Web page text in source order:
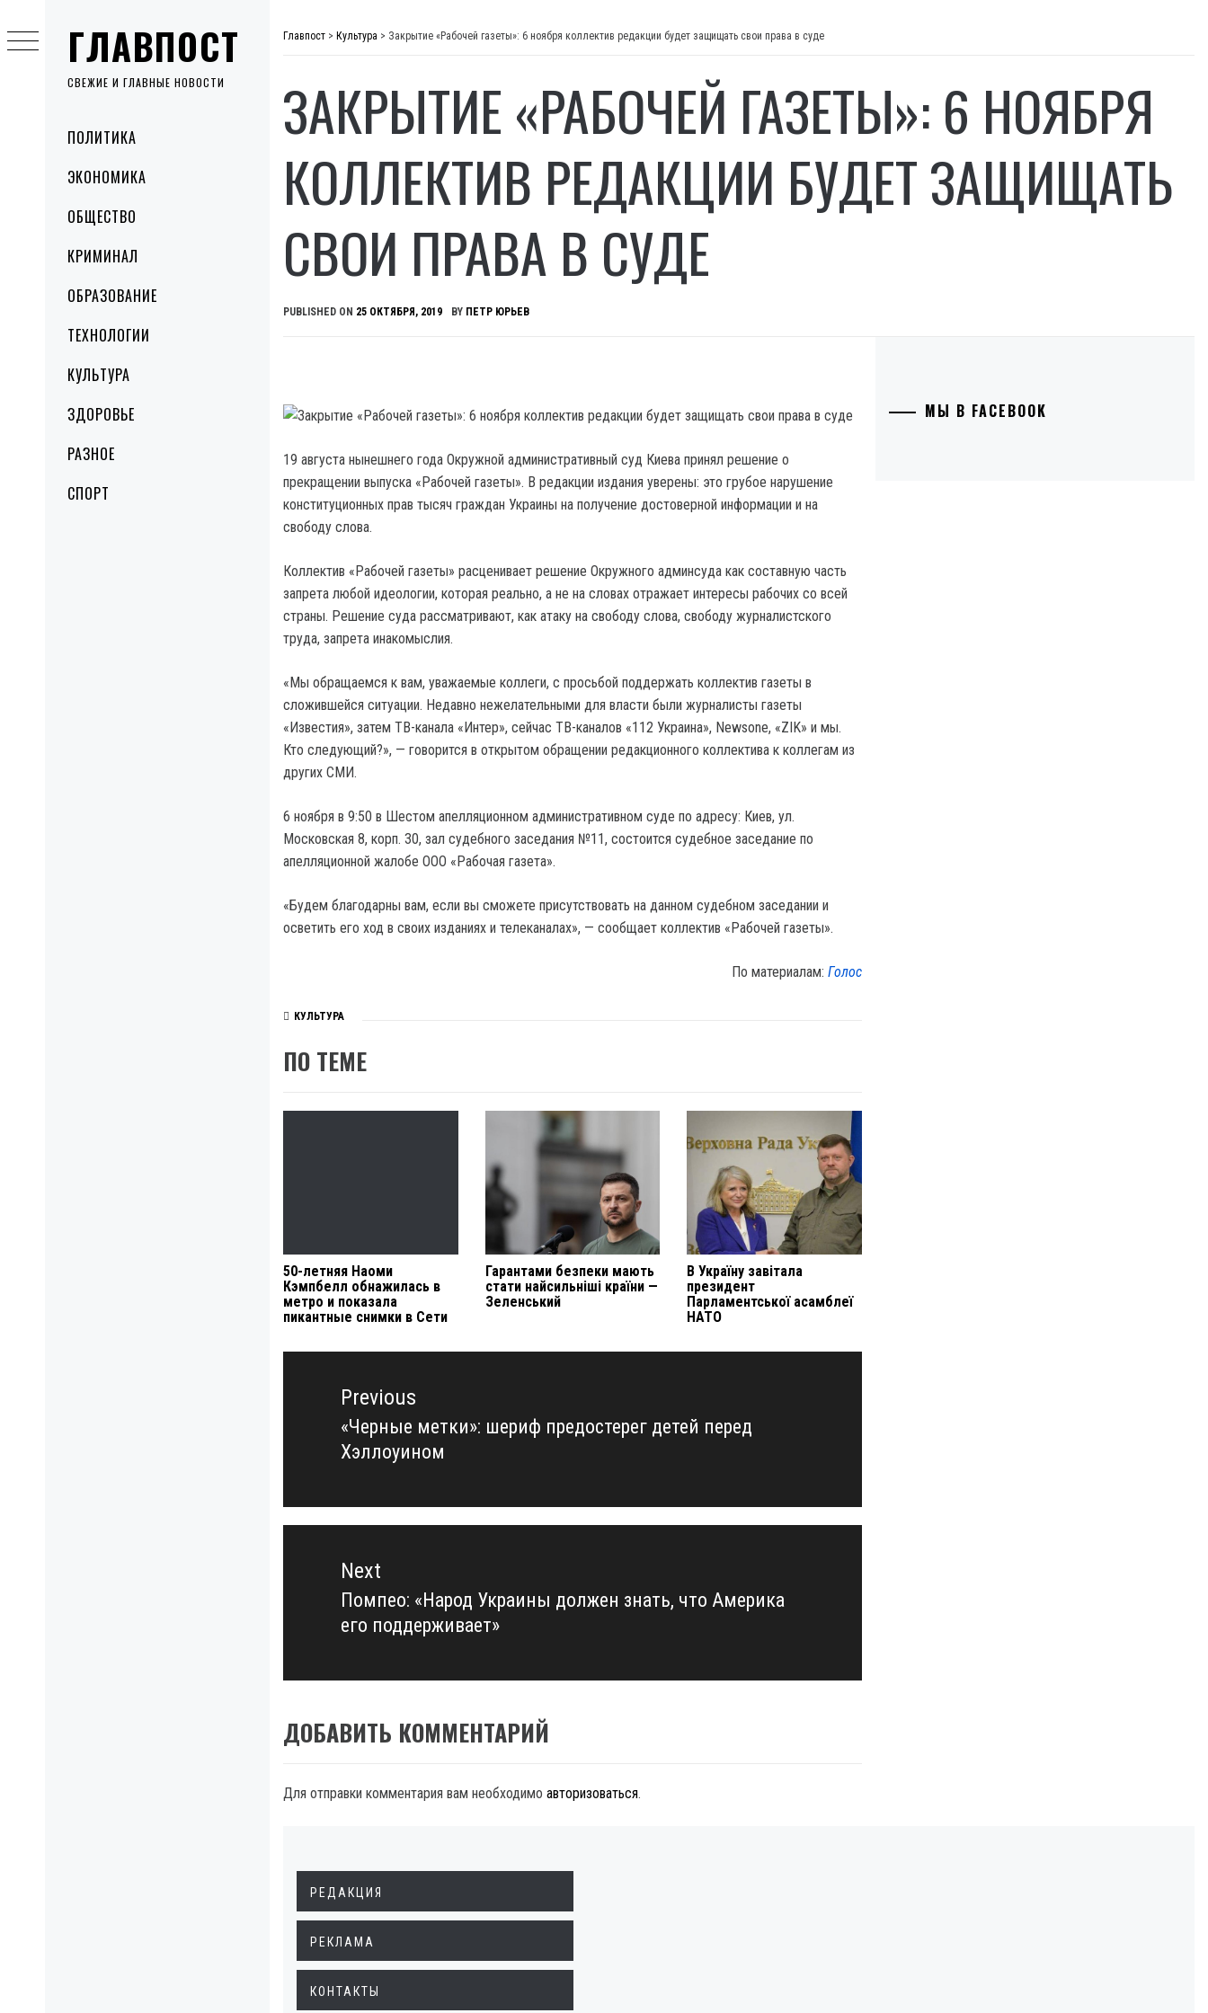
ГЛАВПОСТ
СВЕЖИЕ И ГЛАВНЫЕ НОВОСТИ
MenuПОЛИТИКА
ЭКОНОМИКА
ОБЩЕСТВО
КРИМИНАЛ
ОБРАЗОВАНИЕ
ТЕХНОЛОГИИ
КУЛЬТУРА
ЗДОРОВЬЕ
РАЗНОЕ
СПОРТ
to
content
Главпост > Культура > Закрытие «Рабочей газеты»: 6 ноября коллектив редакции будет защищать свои права в суде
ЗАКРЫТИЕ «РАБОЧЕЙ ГАЗЕТЫ»: 6 НОЯБРЯ
КОЛЛЕКТИВ РЕДАКЦИИ БУДЕТ ЗАЩИЩАТЬ
СВОИ ПРАВА В СУДЕ
PUBLISHED ON 25 ОКТЯБРЯ, 2019 BY ПЕТР ЮРЬЕВ
19 августа нынешнего года Окружной административный суд Киева принял решение о
прекращении выпуска «Рабочей газеты». В редакции издания уверены: это грубое нарушение
конституционных прав тысяч граждан Украины на получение достоверной информации и на
свободу слова.
Коллектив «Рабочей газеты» расценивает решение Окружного админсуда как составную часть
запрета любой идеологии, которая реально, а не на словах отражает интересы рабочих со всей
страны. Решение суда рассматривают, как атаку на свободу слова, свободу журналистского
труда, запрета инакомыслия.
«Мы обращаемся к вам, уважаемые коллеги, с просьбой поддержать коллектив газеты в
сложившейся ситуации. Недавно нежелательными для власти были журналисты газеты
«Известия», затем ТВ-канала «Интер», сейчас ТВ-каналов «112 Украина», Newsone, «ZIK» и мы.
Кто следующий?», — говорится в открытом обращении редакционного коллектива к коллегам из
других СМИ.
6 ноября в 9:50 в Шестом апелляционном административном суде по адресу: Киев, ул.
Московская 8, корп. 30, зал судебного заседания №11, состоится судебное заседание по
апелляционной жалобе ООО «Рабочая газета».
«Будем благодарны вам, если вы сможете присутствовать на данном судебном заседании и
осветить его ход в своих изданиях и телеканалах», — сообщает коллектив «Рабочей газеты».
По материалам:Голос
КУЛЬТУРА
ПО ТЕМЕ
50-летняя Наоми
Кэмпбелл обнажилась в
метро и показала
пикантные снимки в Сети
Гарантами безпеки мають
стати найсильніші країни —
Зеленський
В Україну завітала
президент
Парламентської асамблеї
НАТО
Навигация
записямPrevious
Previous
post:
«Черные метки»: шериф предостерег детей перед
Хэллоуином
Next
Next
post:
Помпео: «Народ Украины должен знать, что Америка
его поддерживает»
ДОБАВИТЬ КОММЕНТАРИЙ
Для отправки комментария вам необходимо авторизоваться.
МЫ В FACEBOOK
РЕДАКЦИЯ
РЕКЛАМА
КОНТАКТЫ